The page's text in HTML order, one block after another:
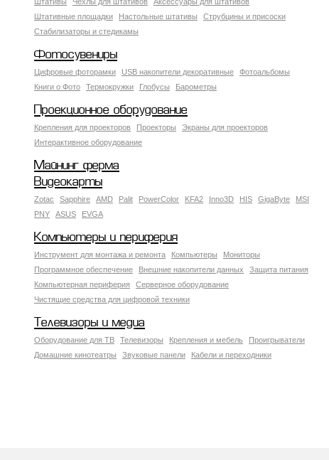
Штативные площадки
Настольные штативы
Струбцины и присоски
Стабилизаторы и стедикамы
Фотосувениры
Цифровые фоторамки USB накопители декоративные
Фотоальбомы
Книги о Фото
Термокружки Глобусы Барометры
Проекционное оборудование
Крепления для проекторов Проекторы
Экраны для проекторов
Интерактивное оборудование
Майнинг ферма
Видеокарты
Zotac Sapphire AMD Palit PowerColor KFA2 Inno3D HIS GigaByte
MSI
PNY
ASUS EVGA
Компьютеры и периферия
Инструмент для монтажа и ремонта Компьютеры
Мониторы
Программное обеспечение
Внешние накопители данных
Защита питания
Компьютерная периферия
Серверное оборудование
Чистящие средства для цифровой техники
Телевизоры и медиа
Оборудование для ТВ Телевизоры Крепления и мебель
Проигрыватели
Домашние кинотеатры
Звуковые панели Кабели и переходники